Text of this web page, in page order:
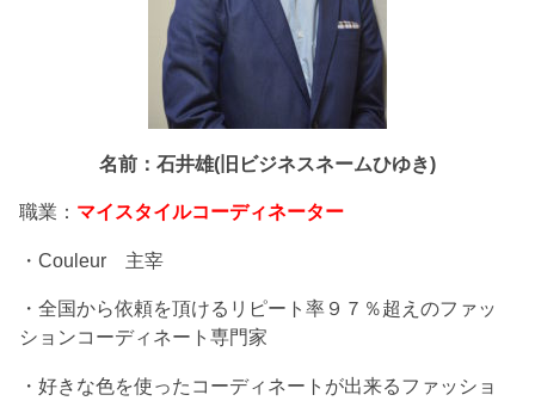
名前：石井雄(旧ビジネスネームひゆき)
職業： マイスタイルコーディネーター
・Couleur 主宰
・全国から依頼を頂けるリピート率９７％超えのファッ
ションコーディネート専門家
・好きな色を使ったコーディネートが出来るファッショ